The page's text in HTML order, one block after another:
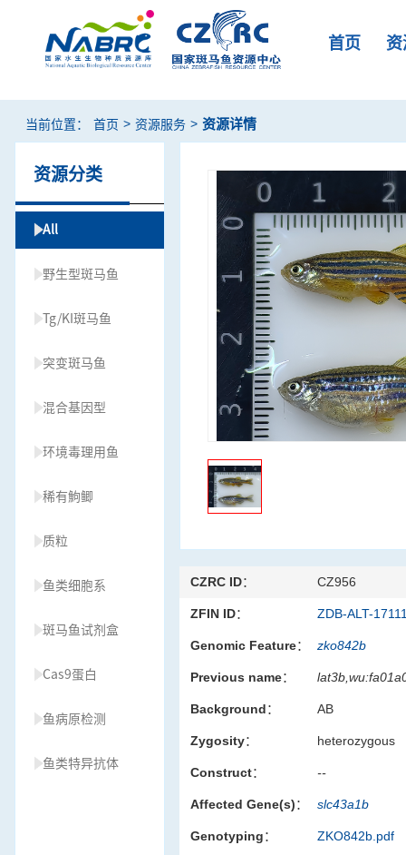
首页
当前位置： 首页 > 资源服务 > 资源详情
资源分类
All
野生型斑马鱼
Tg/KI斑马鱼
突变斑马鱼
混合基因型
环境毒理用鱼
稀有鮈鲫
质粒
鱼类细胞系
斑马鱼试剂盒
Cas9蛋白
鱼病原检测
鱼类特异抗体
CZRC ID： CZ956
ZFIN ID： ZDB-ALT-
Genomic Feature： zko842b
Previous name：
Background： AB
Zygosity： heterozygous
Construct： --
Affected Gene(s)： slc43a1b
Genotyping： ZKO842b.pdf